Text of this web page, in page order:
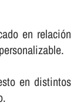
en relación
en distintos